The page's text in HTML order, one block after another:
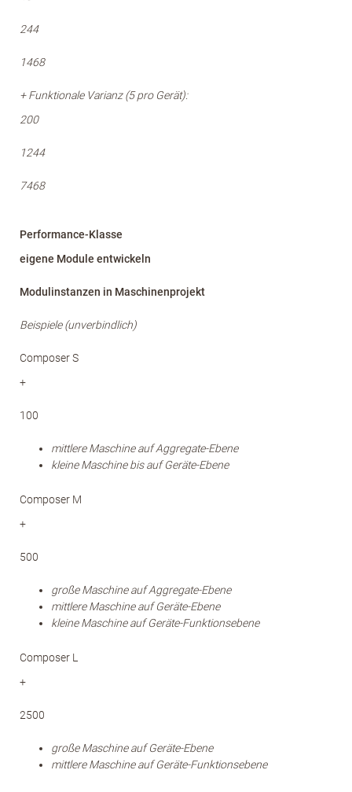
244
1468
+ Funktionale Varianz (5 pro Gerät):
200
1244
7468
Performance-Klasse
eigene Module entwickeln
Modulinstanzen in Maschinenprojekt
Beispiele (unverbindlich)
Composer S
+
100
mittlere Maschine auf Aggregate-Ebene
kleine Maschine bis auf Geräte-Ebene
Composer M
+
500
große Maschine auf Aggregate-Ebene
mittlere Maschine auf Geräte-Ebene
kleine Maschine auf Geräte-Funktionsebene
Composer L
+
2500
große Maschine auf Geräte-Ebene
mittlere Maschine auf Geräte-Funktionsebene